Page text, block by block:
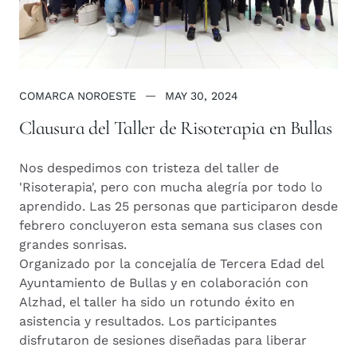
COMARCA NOROESTE MAY 30, 2024
Clausura del Taller de Risoterapia en Bullas
Nos despedimos con tristeza del taller de
'Risoterapia', pero con mucha alegría por todo lo
aprendido. Las 25 personas que participaron desde
febrero concluyeron esta semana sus clases con
grandes sonrisas.
Organizado por la concejalía de Tercera Edad del
Ayuntamiento de Bullas y en colaboración con
Alzhad, el taller ha sido un rotundo éxito en
asistencia y resultados. Los participantes
disfrutaron de sesiones diseñadas para liberar